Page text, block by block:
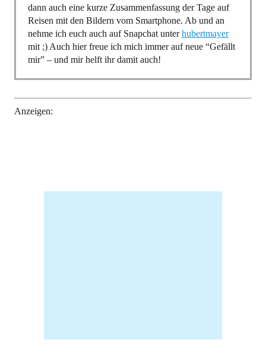
dann auch eine kurze Zusammenfassung der Tage auf
Reisen mit den Bildern vom Smartphone. Ab und an
nehme ich euch auch auf Snapchat unterhubertmayer
mit ;) Auch hier freue ich mich immer auf neue “Gefällt
mir” – und mir helft ihr damit auch!
Anzeigen: